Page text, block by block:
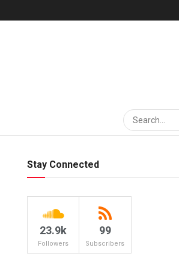
Stay Connected
23.9k
Followers
99
Subscribers